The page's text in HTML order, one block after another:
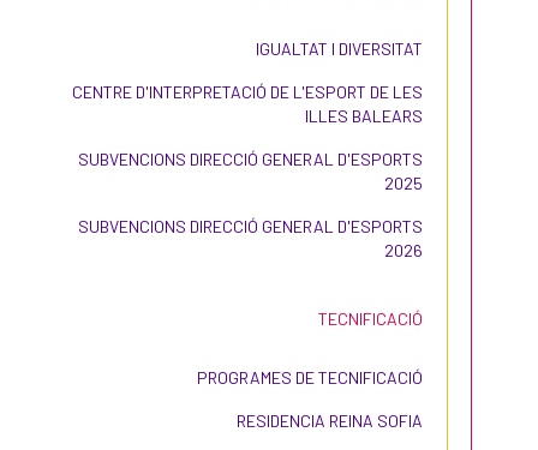
IGUALTAT I DIVERSITAT
CENTRE D'INTERPRETACIÓ DE L'ESPORT DE LES
ILLES BALEARS
SUBVENCIONS DIRECCIÓ GENERAL D'ESPORTS
2025
SUBVENCIONS DIRECCIÓ GENERAL D'ESPORTS
2026
TECNIFICACIÓ
PROGRAMES DE TECNIFICACIÓ
RESIDENCIA REINA SOFIA